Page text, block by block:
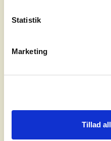
Statistik
Marketing
Tillad
”astonishing
mens The Line
compelling
prisen for ”Best
Efter tre års
fællesalbummet
med Andrew